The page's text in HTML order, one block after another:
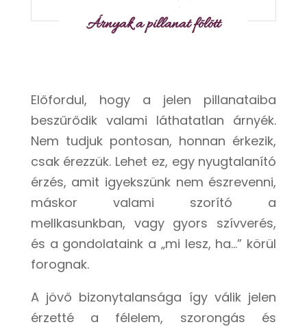
Árnyak a pillanat fölött
Előfordul, hogy a jelen pillanataiba
beszűrődik valami láthatatlan árnyék.
Nem tudjuk pontosan, honnan érkezik,
csak érezzük. Lehet ez, egy nyugtalanító
érzés, amit igyekszünk nem észrevenni,
máskor valami szorító a
mellkasunkban, vagy gyors szívverés,
és a gondolataink a „mi lesz, ha…” körül
forognak.
A jövő bizonytalansága így válik jelen
érzetté a félelem, szorongás és